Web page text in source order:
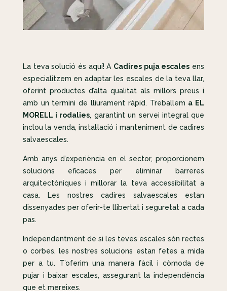
La teva solució és aquí! A Cadires puja escales ens
especialitzem en adaptar les escales de la teva llar,
oferint productes d’alta qualitat als millors preus i
amb un termini de lliurament ràpid. Treballem a EL
MORELL i rodalies, garantint un servei integral que
inclou la venda, instal·lació i manteniment de cadires
salvaescales.
Amb anys d’experiència en el sector, proporcionem
solucions eficaces per eliminar barreres
arquitectòniques i millorar la teva accessibilitat a
casa. Les nostres cadires salvaescales estan
dissenyades per oferir-te llibertat i seguretat a cada
pas.
Independentment de si les teves escales són rectes
o corbes, les nostres solucions estan fetes a mida
per a tu. T’oferim una manera fàcil i còmoda de
pujar i baixar escales, assegurant la independència
que et mereixes.